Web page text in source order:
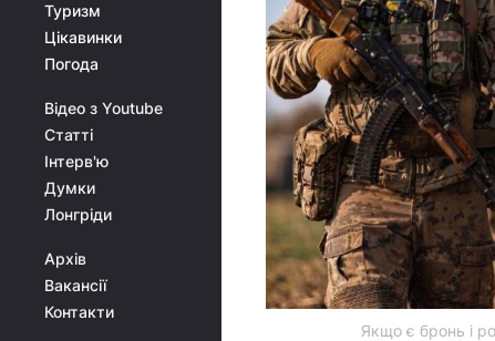
Туризм
Цікавинки
Погода
Відео з Youtube
Статті
Інтерв'ю
Думки
Лонгріди
Архів
Вакансії
Контакти
Якщо є бронь і